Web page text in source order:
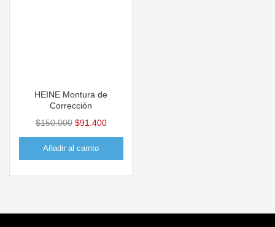
HEINE Montura de
Corrección
$150.000 $91.400
Añadir al carrito